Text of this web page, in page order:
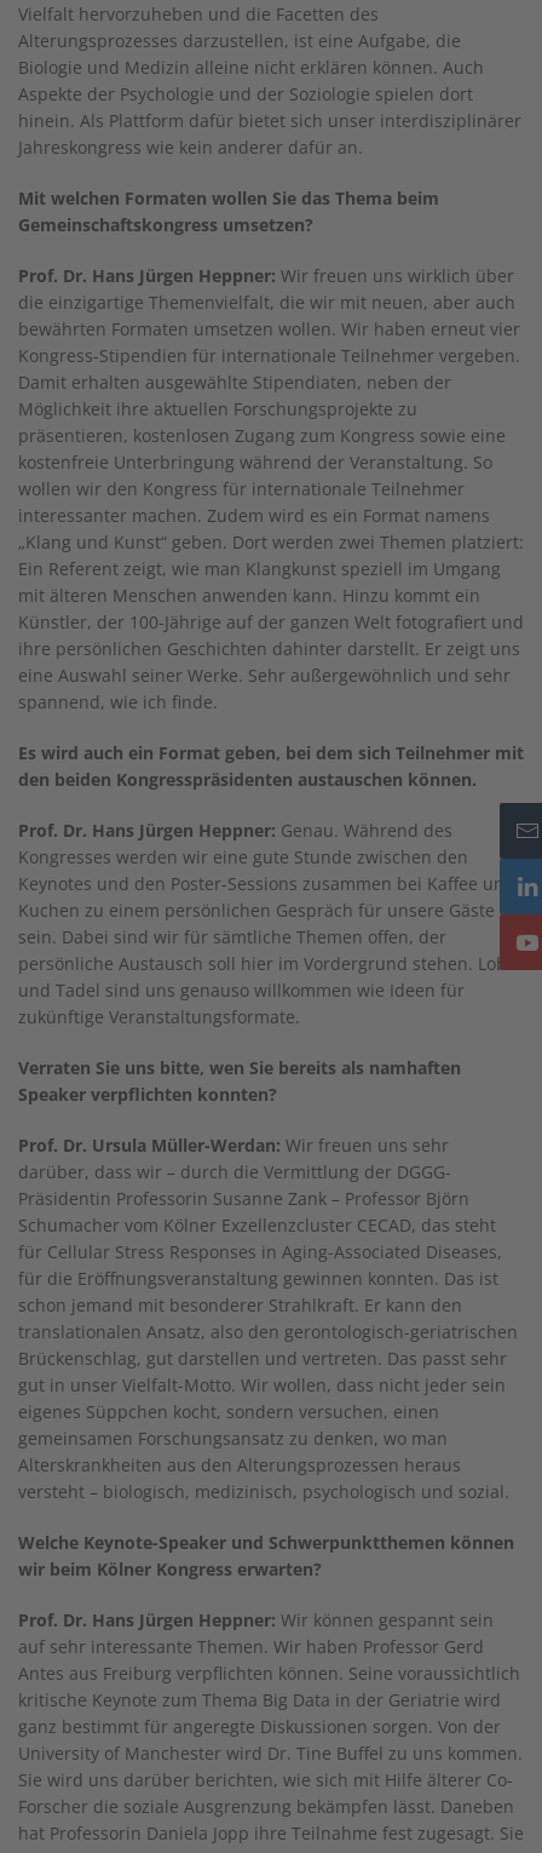
Vielfalt hervorzuheben und die Facetten des
Alterungsprozesses darzustellen, ist eine Aufgabe, die
Biologie und Medizin alleine nicht erklären können. Auch
Aspekte der Psychologie und der Soziologie spielen dort
hinein. Als Plattform dafür bietet sich unser interdisziplinärer
Jahreskongress wie kein anderer dafür an.
Mit welchen Formaten wollen Sie das Thema beim
Gemeinschaftskongress umsetzen?
Prof. Dr. Hans Jürgen Heppner: Wir freuen uns wirklich über
die einzigartige Themenvielfalt, die wir mit neuen, aber auch
bewährten Formaten umsetzen wollen. Wir haben erneut vier
Kongress-Stipendien für internationale Teilnehmer vergeben.
Damit erhalten ausgewählte Stipendiaten, neben der
Möglichkeit ihre aktuellen Forschungsprojekte zu
präsentieren, kostenlosen Zugang zum Kongress sowie eine
kostenfreie Unterbringung während der Veranstaltung. So
wollen wir den Kongress für internationale Teilnehmer
interessanter machen. Zudem wird es ein Format namens
„Klang und Kunst“ geben. Dort werden zwei Themen platziert:
Ein Referent zeigt, wie man Klangkunst speziell im Umgang
mit älteren Menschen anwenden kann. Hinzu kommt ein
Künstler, der 100-Jährige auf der ganzen Welt fotografiert und
ihre persönlichen Geschichten dahinter darstellt. Er zeigt uns
eine Auswahl seiner Werke. Sehr außergewöhnlich und sehr
spannend, wie ich finde.
Es wird auch ein Format geben, bei dem sich Teilnehmer mit
den beiden Kongresspräsidenten austauschen können.
Prof. Dr. Hans Jürgen Heppner: Genau. Während des
Kongresses werden wir eine gute Stunde zwischen den
Keynotes und den Poster-Sessions zusammen bei Kaffee und
Kuchen zu einem persönlichen Gespräch für unsere Gäste da
sein. Dabei sind wir für sämtliche Themen offen, der
persönliche Austausch soll hier im Vordergrund stehen. Lob
und Tadel sind uns genauso willkommen wie Ideen für
zukünftige Veranstaltungsformate.
Verraten Sie uns bitte, wen Sie bereits als namhaften
Speaker verpflichten konnten?
Prof. Dr. Ursula Müller-Werdan: Wir freuen uns sehr
darüber, dass wir – durch die Vermittlung der DGGG-
Präsidentin Professorin Susanne Zank – Professor Björn
Schumacher vom Kölner Exzellenzcluster CECAD, das steht
für Cellular Stress Responses in Aging-Associated Diseases,
für die Eröffnungsveranstaltung gewinnen konnten. Das ist
schon jemand mit besonderer Strahlkraft. Er kann den
translationalen Ansatz, also den gerontologisch-geriatrischen
Brückenschlag, gut darstellen und vertreten. Das passt sehr
gut in unser Vielfalt-Motto. Wir wollen, dass nicht jeder sein
eigenes Süppchen kocht, sondern versuchen, einen
gemeinsamen Forschungsansatz zu denken, wo man
Alterskrankheiten aus den Alterungsprozessen heraus
versteht – biologisch, medizinisch, psychologisch und sozial.
Welche Keynote-Speaker und Schwerpunktthemen können
wir beim Kölner Kongress erwarten?
Prof. Dr. Hans Jürgen Heppner: Wir können gespannt sein
auf sehr interessante Themen. Wir haben Professor Gerd
Antes aus Freiburg verpflichten können. Seine voraussichtlich
kritische Keynote zum Thema Big Data in der Geriatrie wird
ganz bestimmt für angeregte Diskussionen sorgen. Von der
University of Manchester wird Dr. Tine Buffel zu uns kommen.
Sie wird uns darüber berichten, wie sich mit Hilfe älterer Co-
Forscher die soziale Ausgrenzung bekämpfen lässt. Daneben
hat Professorin Daniela Jopp ihre Teilnahme fest zugesagt. Sie